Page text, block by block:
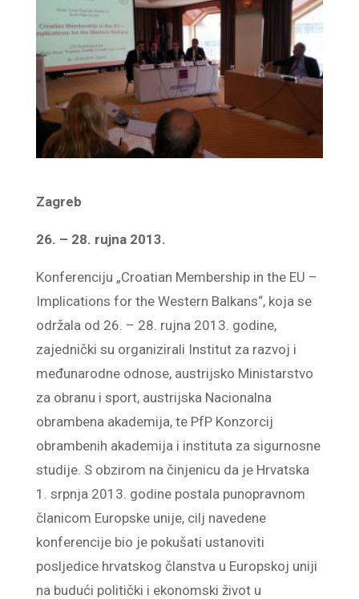
Zagreb
26. – 28. rujna 2013.
Konferenciju „Croatian Membership in the EU –
Implications for the Western Balkans“, koja se
održala od 26. – 28. rujna 2013. godine,
zajednički su organizirali Institut za razvoj i
međunarodne odnose, austrijsko Ministarstvo
za obranu i sport, austrijska Nacionalna
obrambena akademija, te PfP Konzorcij
obrambenih akademija i instituta za sigurnosne
studije. S obzirom na činjenicu da je Hrvatska
1. srpnja 2013. godine postala punopravnom
članicom Europske unije, cilj navedene
konferencije bio je pokušati ustanoviti
posljedice hrvatskog članstva u Europskoj uniji
na budući politički i ekonomski život u